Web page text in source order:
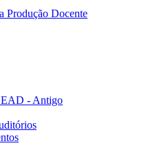
Produção Docente
EAD - Antigo